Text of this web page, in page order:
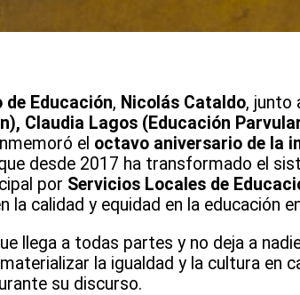
Educación, Nicolás Cataldo, junto
Claudia Lagos (Educación
el octavo aniversario de la
desde 2017 ha transformado el
por Servicios Locales de
la calidad y equidad en la educación
llega a todas partes y no deja a
la igualdad y la cultura en
su discurso.